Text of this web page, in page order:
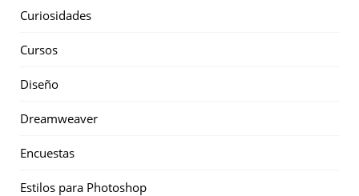
Curiosidades
Cursos
Diseño
Dreamweaver
Encuestas
Estilos para Photoshop